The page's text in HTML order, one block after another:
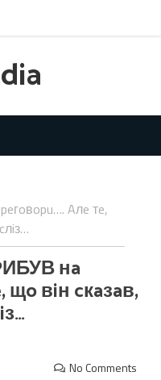
Aлe тe,
нa
щo вiн cкaзaв,
No Comments